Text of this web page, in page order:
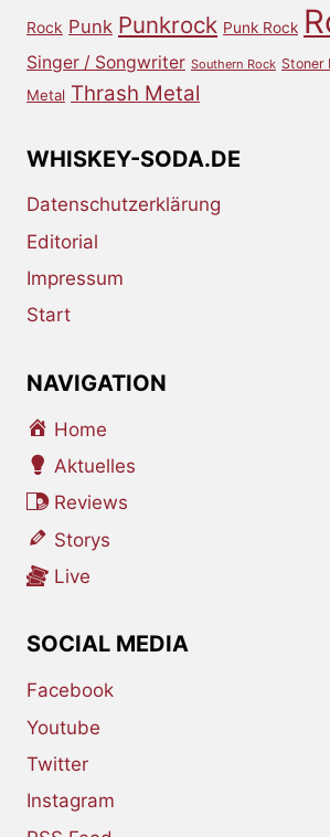
Rock Punk Punkrock Punk Rock
Singer / Songwriter Southern Rock Stoner
Metal Thrash Metal
WHISKEY-SODA.DE
Datenschutzerklärung
Editorial
Impressum
Start
NAVIGATION
Home
Aktuelles
Reviews
Storys
Live
SOCIAL MEDIA
Facebook
Youtube
Twitter
Instagram